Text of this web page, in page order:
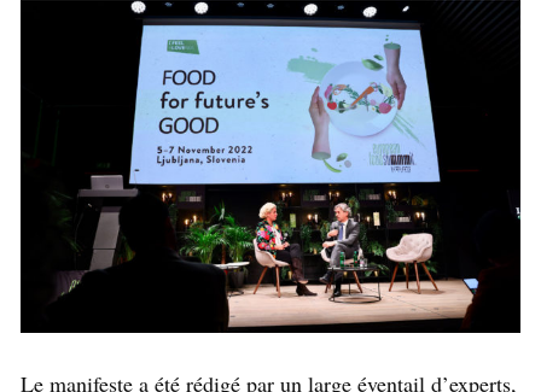
Le manifeste a été rédigé par un large éventail d’experts,